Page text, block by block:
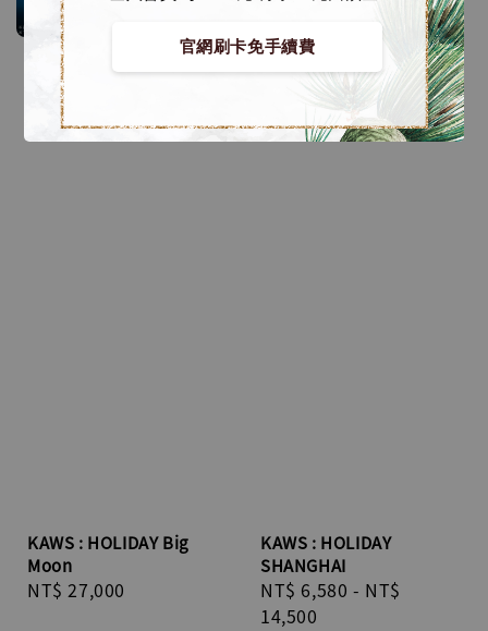
官網刷卡免手續費
KAWS : HOLIDAY Big
Moon
Regular
NT$ 27,000
KAWS : HOLIDAY
SHANGHAI
Regular
price
NT$ 6,580 - NT$
14,500